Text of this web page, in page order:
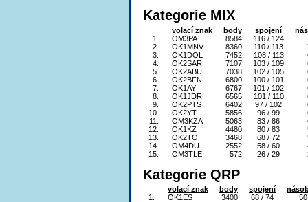
Kategorie MIX
volací znak body spojení
1.
OM3PA 8584 116 / 124
2.
OK1MNV 8360 110 / 113
3.
OK1DOL 7452 108 / 113
4.
OK2SAR 7107 103 / 109
5.
OK2ABU 7038 102 / 105
6.
OK2BFN 6800 100 / 101
7.
OK1AY 6767 101 / 102
8.
OK1JDR 6565 101 / 110
9.
OK2PTS 6402 97 / 102
10.
OK2YT 5856 96 / 99
11.
OM3KZA 5063 83 / 86
12.
OK1KZ 4480 80 / 83
13.
OK2TO 3468 68 / 72
14.
OM4DU 2552 58 / 60
15.
OM3TLE 572 26 / 29
Kategorie QRP
volací znak body spojení
1.
OK1ES 3400 68 / 74
50